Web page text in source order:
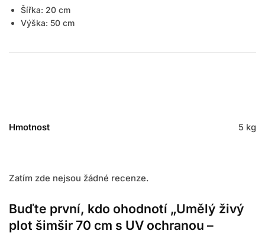
Šířka: 20 cm
Výška: 50 cm
Hmotnost 5 kg
Zatím zde nejsou žádné recenze.
Buďte první, kdo ohodnotí „Umělý živý
plot šimšir 70 cm s UV ochranou –